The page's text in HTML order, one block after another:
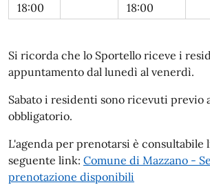
18:00
18:00
Si ricorda che lo Sportello riceve i
appuntamento dal lunedì al venerdì.
Sabato i residenti sono ricevuti previo
obbligatorio.
L'agenda per prenotarsi è consultabile
seguente link: Comune di Mazzano -
prenotazione disponibili